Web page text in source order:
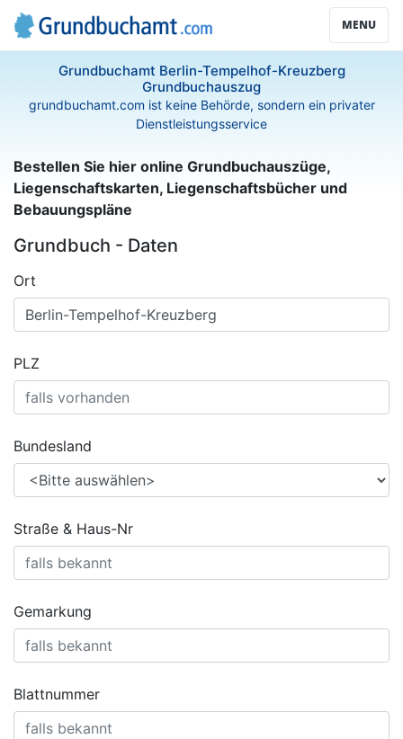
MENU
Grundbuchamt Berlin-Tempelhof-Kreuzberg
Grundbuchauszug
grundbuchamt.com ist keine Behörde, sondern ein privater
Dienstleistungsservice
Bestellen Sie hier online Grundbuchauszüge,
Liegenschaftskarten, Liegenschaftsbücher und
Bebauungspläne
Grundbuch - Daten
Ort
PLZ
Bundesland
Straße & Haus-Nr
Gemarkung
Blattnummer